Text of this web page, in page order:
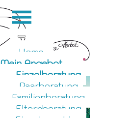
Home
Mein Angebot
Einzelberatung
Paarberatung
Familienberatung
Elternberatung